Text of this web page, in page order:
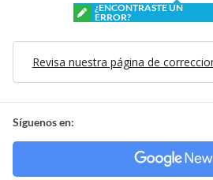
¿ENCONTRASTE UN
ERROR?
Revisa nuestra página de
Síguenos en: